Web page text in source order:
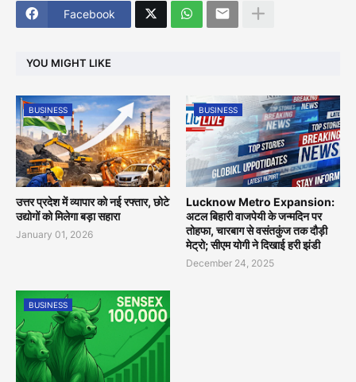
Facebook
YOU MIGHT LIKE
BUSINESS
उत्तर प्रदेश में व्यापार को नई रफ्तार, छोटे
उद्योगों को मिलेगा बड़ा सहारा
January 01, 2026
BUSINESS
Lucknow Metro Expansion:
अटल बिहारी वाजपेयी के जन्मदिन पर
तोहफा, चारबाग से वसंतकुंज तक दौड़ी
मेट्रो; सीएम योगी ने दिखाई हरी झंडी
December 24, 2025
BUSINESS